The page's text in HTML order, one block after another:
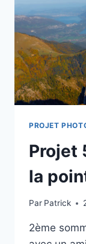
PROJET
Projet
la
Par Patrick
2ème